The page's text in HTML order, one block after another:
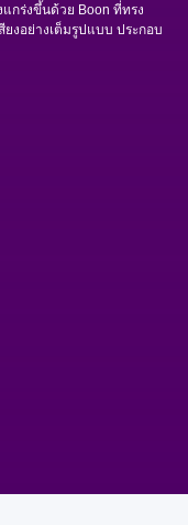
กร่งขึ้นด้วย Boon ที่ทรง
งอย่างเต็มรูปแบบ ประกอบ